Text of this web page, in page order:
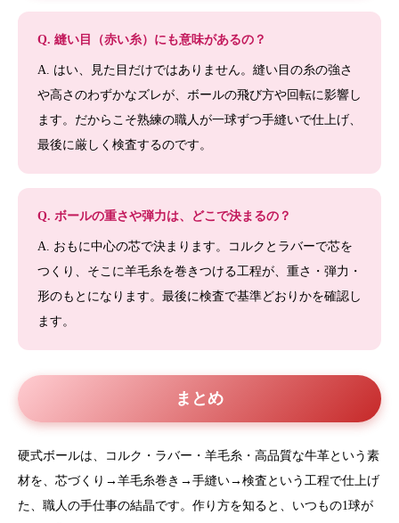
Q. 縫い目（赤い糸）にも意味があるの？
A. はい、見た目だけではありません。縫い目の糸の強さ
や高さのわずかなズレが、ボールの飛び方や回転に影響し
ます。だからこそ熟練の職人が一球ずつ手縫いで仕上げ、
最後に厳しく検査するのです。
Q. ボールの重さや弾力は、どこで決まるの？
A. おもに中心の芯で決まります。コルクとラバーで芯を
つくり、そこに羊毛糸を巻きつける工程が、重さ・弾力・
形のもとになります。最後に検査で基準どおりかを確認し
ます。
まとめ
硬式ボールは、コルク・ラバー・羊毛糸・高品質な牛革という素
材を、芯づくり→羊毛糸巻き→手縫い→検査という工程で仕上げ
た、職人の手仕事の結晶です。作り方を知ると、いつもの1球が